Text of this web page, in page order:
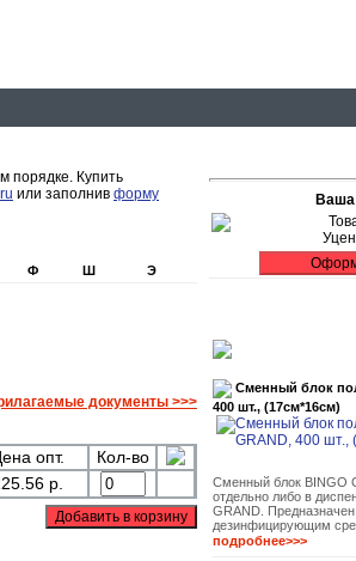
порядке. Купить
или заполнив форму
Ф Ш Э
документы >>>
опт.
Кол-во
р.
Ваша
Сменный блок
400 шт., (17см*16см)
Сменный блок BINGO
отдельно либо в
GRAND.
дезинфицирующим
подробнее>>>